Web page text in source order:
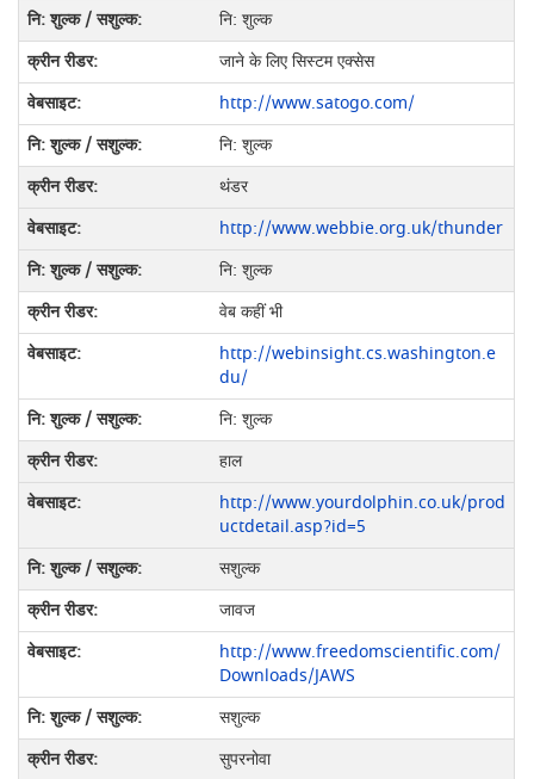
नि: शुल्क
जाने के लिए सिस्टम एक्सेस
http://www.satogo.com/
नि: शुल्क
थंडर
http://www.webbie.org.uk/thunder
नि: शुल्क
वेब कहीं भी
http://webinsight.cs.washington.e
du/
नि: शुल्क
हाल
http://www.yourdolphin.co.uk/prod
uctdetail.asp?id=5
सशुल्क
जावज
http://www.freedomscientific.com/
Downloads/JAWS
सशुल्क
सुपरनोवा